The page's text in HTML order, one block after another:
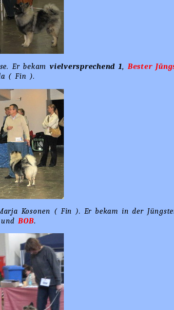
Er bekamvielversprechend 1, Bester
( Fin ).
Kosonen ( Fin ). Er bekam in der
und BOB.